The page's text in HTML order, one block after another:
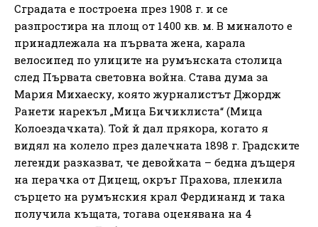
Сградата е построена през 1908 г. и се
разпростира на площ от 1400 кв. м. В миналото е
принадлежала на първата жена, карала
велосипед по улиците на румънската столица
след Първата световна война. Става дума за
Мария Михаеску, която журналистът Джордж
Ранети нарекъл „Мица Бичиклиста“ (Мица
Колоездачката). Той й дал прякора, когато я
видял на колело през далечната 1898 г. Градските
легенди разказват, че девойката – бедна дъщеря
на перачка от Дицещ, окръг Прахова, пленила
сърцето на румънския крал Фердинанд и така
получила къщата, тогава оценявана на 4